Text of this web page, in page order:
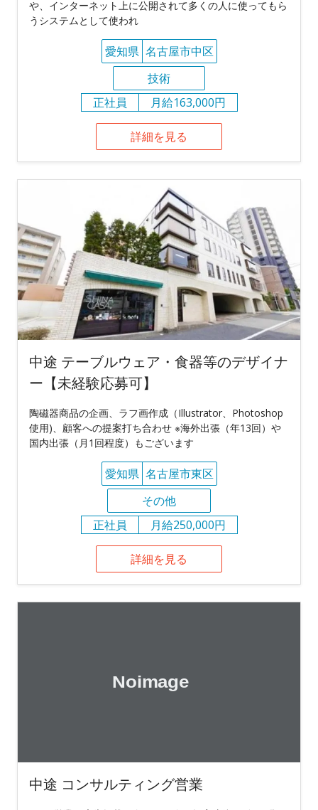
や、インターネット上に公開されて多くの人に使ってもら
うシステムとして使われ
愛知県 名古屋市中区
技術
正社員
月給163,000円
詳細を見る
中途 テーブルウェア・食器等のデザイナ
ー【未経験応募可】
陶磁器商品の企画、ラフ画作成（Illustrator、Photoshop
使用)、顧客への提案打ち合わせ ※海外出張（年13回）や
国内出張（月1回程度）もございます
愛知県 名古屋市東区
その他
正社員
月給250,000円
詳細を見る
中途 コンサルティング営業